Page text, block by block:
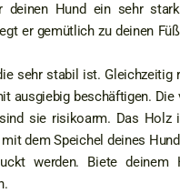
Hund ein sehr
er gemütlich zu deinen
sehr stabil ist.
ausgiebig beschäftigen.
sie risikoarm. Das
dem Speichel deines
werden. Biete deinem